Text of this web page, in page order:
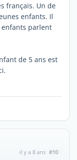
français. Un de
enfants. Il
enfants parlent
de 5 ans est
il y a 8 ans #10